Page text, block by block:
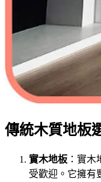
傳統木質地板
實木地板 ：實
受歡迎。它擁有